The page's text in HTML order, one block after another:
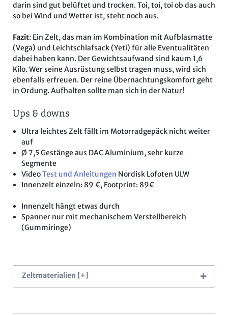
darin sind gut belüftet und trocken. Toi, toi, toi ob das auch
so bei Wind und Wetter ist, steht noch aus.
Fazit: Ein Zelt, das man im Kombination mit Aufblasmatte
(Vega) und Leichtschlafsack (Yeti) für alle Eventualitäten
dabei haben kann. Der Gewichtsaufwand sind kaum 1,6
Kilo. Wer seine Ausrüstung selbst tragen muss, wird sich
ebenfalls erfreuen. Der reine Übernachtungskomfort geht
in Ordung. Aufhalten sollte man sich in der Natur!
Ups & downs
Ultra leichtes Zelt fällt im Motorradgepäck nicht weiter
auf
Ø 7,5 Gestänge aus DAC Aluminium, sehr kurze
Segmente
VideoTest und Anleitungen Nordisk Lofoten ULW
Innenzelt einzeln: 89 €, Footprint: 89€
Innenzelt hängt etwas durch
Spanner nur mit mechanischem Verstellbereich
(Gummiringe)
Zeltmaterialien [+]